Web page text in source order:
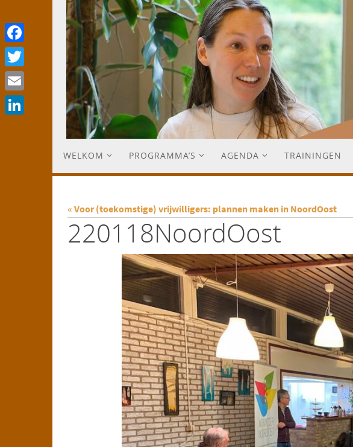
WELKOM PROGRAMMA’S AGENDA TRAININGEN
« Voor (toekomstige) vrijwilligers: plannen maken in NoordOost
220118NoordOost
Facebook
Twitter
Email